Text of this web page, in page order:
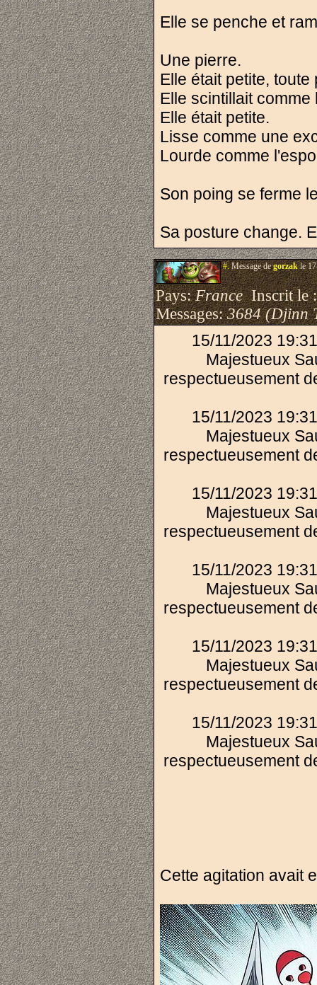
Elle se penche et
Une pierre.
Elle était petite,
Elle scintillait
Elle était petite.
Lisse comme une
Lourde comme
Son poing se ferme
Sa posture change.
#.Message degorzakle
Pays:FranceInscrit le
Messages:3684 (Djinn
15/11/2023
Majestueux
respectueusement
15/11/2023
Majestueux
respectueusement
15/11/2023
Majestueux
respectueusement
15/11/2023
Majestueux
respectueusement
15/11/2023
Majestueux
respectueusement
15/11/2023
Majestueux
respectueusement
Cette agitation avait